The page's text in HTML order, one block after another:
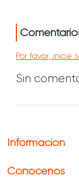
Por favor, inicie
Sin
Información
Conócenos